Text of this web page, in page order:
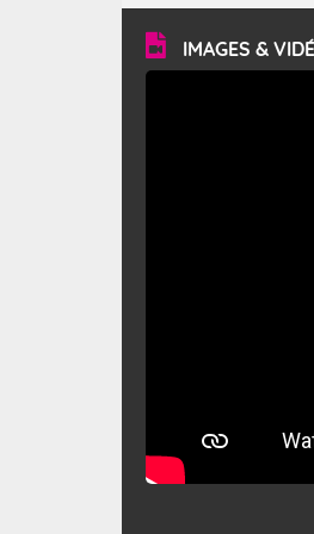
vitesse moyenne de
en rafales, parfois
du Rhône et la
méditerranéen à partir
IMAGES &